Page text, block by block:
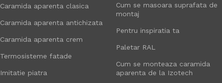
Caramida aparenta clasica
Caramida aparenta antichizata
Caramida aparenta crem
Termosisteme fatade
Imitatie piatra
Cum se masoara suprafata de
montaj
Pentru inspiratia ta
Paletar RAL
Cum se monteaza caramida
aparenta de la Izotech